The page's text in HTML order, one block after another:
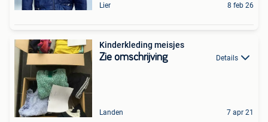
Lier 8 feb 26
Kinderkleding meisjes
Zie omschrijving Details
Landen 7 apr 21